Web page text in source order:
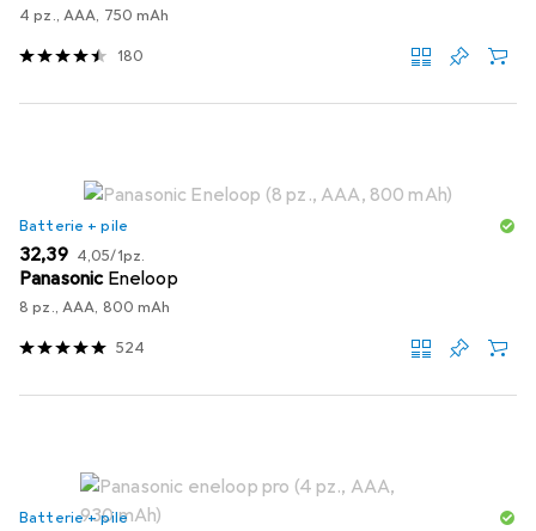
4 pz., AAA, 750 mAh
180
Batterie + pile
EUR
32,39 EUR
4,05/1pz.
Panasonic Eneloop
8 pz., AAA, 800 mAh
524
Batterie + pile